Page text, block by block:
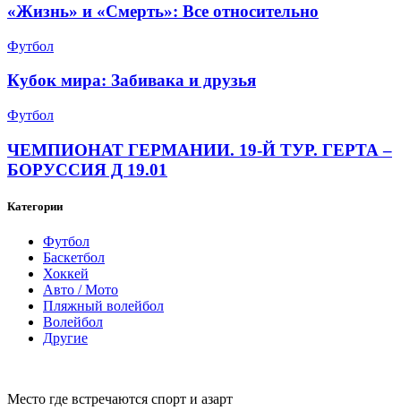
«Жизнь» и «Смерть»: Все относительно
Футбол
Кубок мира: Забивака и друзья
Футбол
ЧЕМПИОНАТ ГЕРМАНИИ. 19-Й ТУР. ГЕРТА –
БОРУССИЯ Д 19.01
Категории
Футбол
Баскетбол
Хоккей
Авто / Мото
Пляжный волейбол
Волейбол
Другие
Место где встречаются спорт и азарт